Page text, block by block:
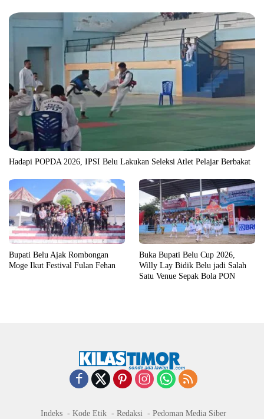
Hadapi POPDA 2026, IPSI Belu Lakukan Seleksi Atlet Pelajar Berbakat
Bupati Belu Ajak Rombongan
Moge Ikut Festival Fulan Fehan
Buka Bupati Belu Cup 2026,
Willy Lay Bidik Belu jadi Salah
Satu Venue Sepak Bola PON
Indeks Kode Etik Redaksi Pedoman Media Siber